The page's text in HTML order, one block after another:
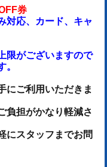
券
対応、カード、キャ
限がございますので
。
にご利用いただきま
負担がかなり軽減さ
にスタッフまでお問